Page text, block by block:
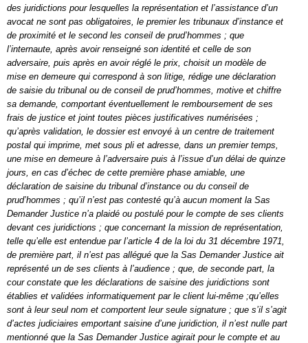
des juridictions pour lesquelles la représentation et l’assistance d’un
avocat ne sont pas obligatoires, le premier les tribunaux d’instance et
de proximité et le second les conseil de prud’hommes ; que
l’internaute, après avoir renseigné son identité et celle de son
adversaire, puis après en avoir réglé le prix, choisit un modèle de
mise en demeure qui correspond à son litige, rédige une déclaration
de saisie du tribunal ou de conseil de prud’hommes, motive et chiffre
sa demande, comportant éventuellement le remboursement de ses
frais de justice et joint toutes pièces justificatives numérisées ;
qu’après validation, le dossier est envoyé à un centre de traitement
postal qui imprime, met sous pli et adresse, dans un premier temps,
une mise en demeure à l’adversaire puis à l’issue d’un délai de quinze
jours, en cas d’échec de cette première phase amiable, une
déclaration de saisine du tribunal d’instance ou du conseil de
prud’hommes ; qu’il n’est pas contesté qu’à aucun moment la Sas
Demander Justice n’a plaidé ou postulé pour le compte de ses clients
devant ces juridictions ; que concernant la mission de représentation,
telle qu’elle est entendue par l’article 4 de la loi du 31 décembre 1971,
de première part, il n’est pas allégué que la Sas Demander Justice ait
représenté un de ses clients à l’audience ; que, de seconde part, la
cour constate que les déclarations de saisine des juridictions sont
établies et validées informatiquement par le client lui-même ;qu’elles
sont à leur seul nom et comportent leur seule signature ; que s’il s’agit
d’actes judiciaires emportant saisine d’une juridiction, il n’est nulle part
mentionné que la Sas Demander Justice agirait pour le compte et au